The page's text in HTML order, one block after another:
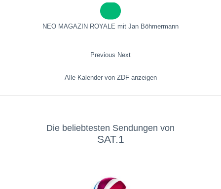
NEO MAGAZIN ROYALE mit Jan Böhmermann
Previous Next
Alle Kalender von ZDF anzeigen
Die beliebtesten Sendungen von
SAT.1